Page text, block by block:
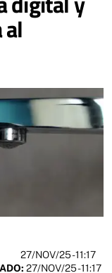
27/NOV/25- 11:17
27/NOV/25 - 11:17